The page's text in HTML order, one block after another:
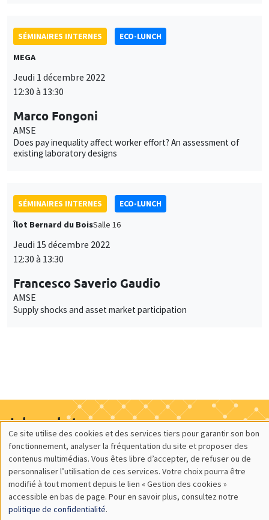
SÉMINAIRES INTERNES
ECO-LUNCH
MEGA
Jeudi 1 décembre 2022
12:30 à 13:30
Marco Fongoni
AMSE
Does pay inequality affect worker effort? An assessment of
existing laboratory designs
SÉMINAIRES INTERNES
ECO-LUNCH
Îlot Bernard du BoisSalle 16
Jeudi 15 décembre 2022
12:30 à 13:30
Francesco Saverio Gaudio
AMSE
Supply shocks and asset market participation
Job market
Retrouvez l'ensemble de nos candidats disponibles
actuellement sur le Job market
Candidats
À propos
Utilisation
des
données
personnelles
Ce site utilise des cookies et des services tiers pour garantir son bon
fonctionnement, analyser la fréquentation du site et proposer des
contenus multimédias. Vous êtes libre d’accepter, de refuser ou de
personnaliser l’utilisation de ces services. Votre choix pourra être
modifié à tout moment depuis le lien « Gestion des cookies »
accessible en bas de page. Pour en savoir plus, consultez notre
politique de confidentialité.